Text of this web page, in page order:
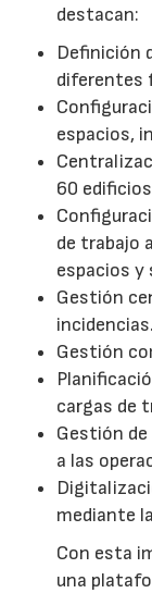
destacan:
Definición
diferentes
espacios,
60
de trabajo
espacios y
Gestión
incidencias.
Gestión
cargas de
Gestión
a las
mediante
Con esta
una